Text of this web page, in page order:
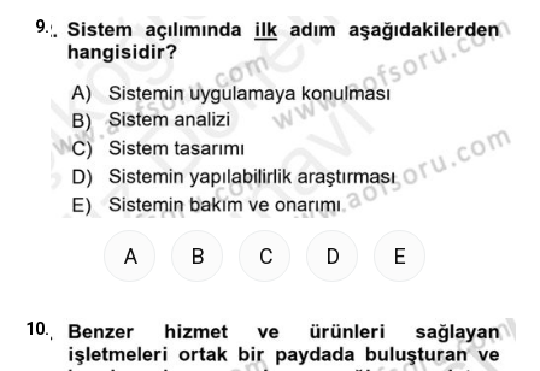
9.
A B C D E
10.